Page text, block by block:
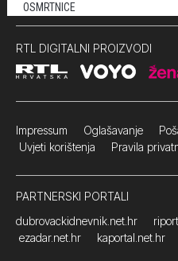
OSMRTNICE
RTL DIGITALNI PROIZVODI
Impressum Oglašavanje
Uvjeti korištenja Pravila
PARTNERSKI PORTALI
dubrovackidnevnik.net.hr
ezadar.net.hr
kaportal.net.hr